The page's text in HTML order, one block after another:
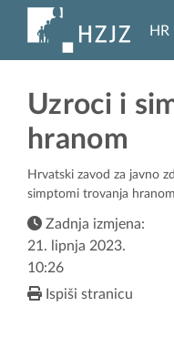
HR
Uzroci i
hranom
Hrvatski zavod za javno
simptomi trovanja hranom
Zadnja izmjena:
21. lipnja 2023.
10:26
Ispiši stranicu